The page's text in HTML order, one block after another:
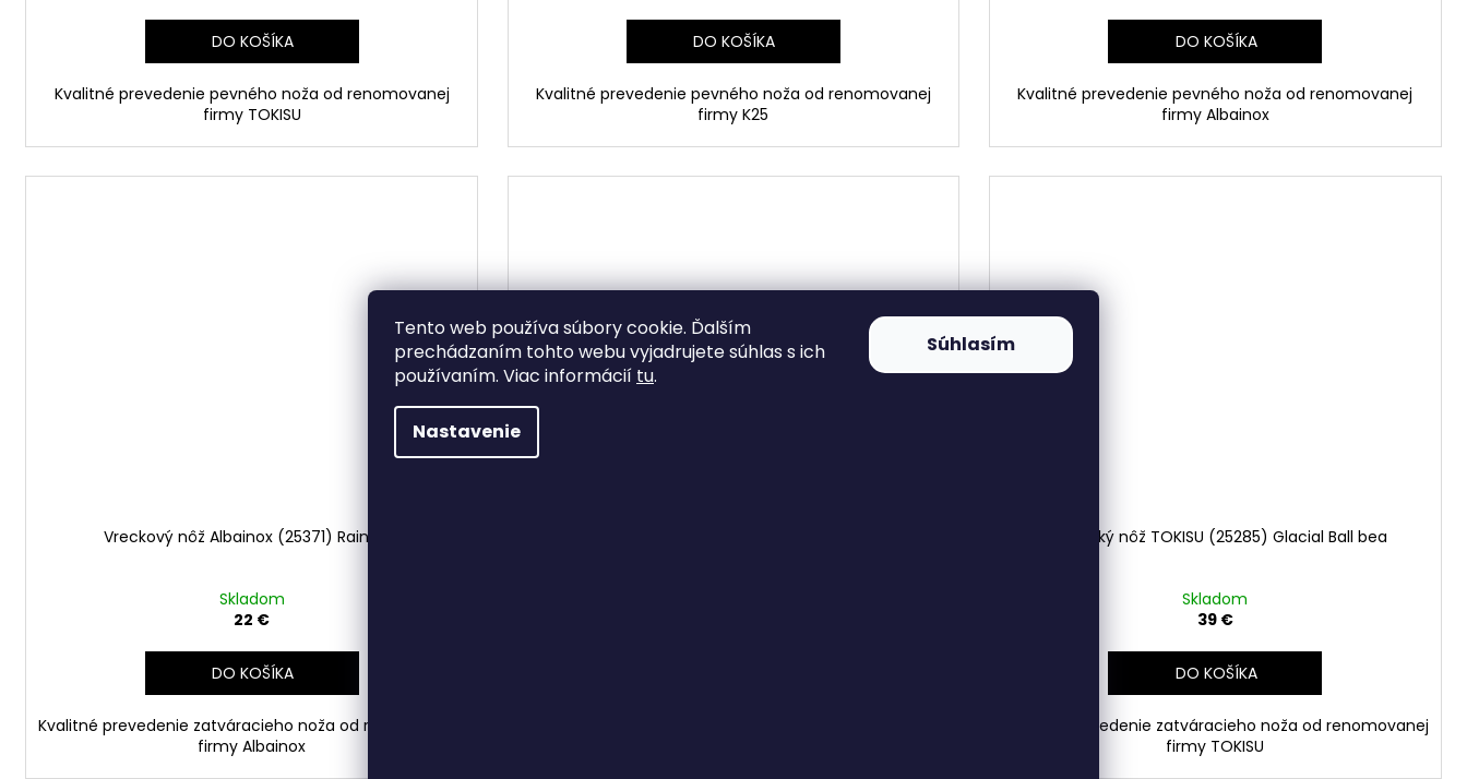
Tento web používa súbory cookie. Ďalším
prechádzaním tohto webu vyjadrujete súhlas s ich
používaním. Viac informácií tu.
Nastavenie
Súhlasím
DO KOŠÍKA
Kvalitné prevedenie pevného noža od renomovanej
firmy TOKISU
DO KOŠÍKA
Kvalitné prevedenie pevného noža od renomovanej
firmy K25
DO KOŠÍKA
Kvalitné prevedenie pevného noža od renomovanej
firmy Albainox
Vreckový nôž Albainox (25371) Rainbow
Skladom
22 €
DO KOŠÍKA
Kvalitné prevedenie zatváracieho noža od renomovanej
firmy Albainox
Japonský nôž TOKISU (25285) Glacial Ball bea
Skladom
39 €
DO KOŠÍKA
Kvalitné prevedenie zatváracieho noža od renomovanej
firmy TOKISU